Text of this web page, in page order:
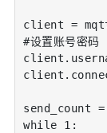
client =
#设置账号密码
send_count
while 1: